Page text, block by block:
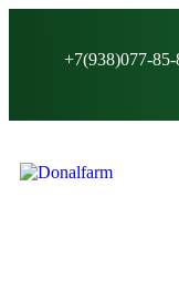
+7(938)077-85-